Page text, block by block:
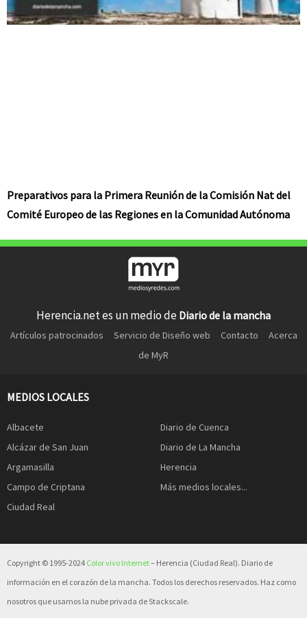
Preparativos para la Primera Reunión de la Comisión Nat del
Comité Europeo de las Regiones en la Comunidad Autónoma
Herencia.net es un medio de Diario de la mancha
Artículos patrocinados Servicio de Diseño web Contacto
Acerca
de MyR
MEDIOS LOCALES
Albacete
Alcázar de San Juan
Argamasilla
Campo de Criptana
Ciudad Real
Diario de Cuenca
Diario de La Mancha
Herencia
Más medios locales...
Copyright © 1995-2024 Color vivo Internet– Herencia (Ciudad Real). Diario de
información en el corazón de la mancha. Todos los derechos reservados. Haz como
nosotros que usamos la nube privada de Stackscale.